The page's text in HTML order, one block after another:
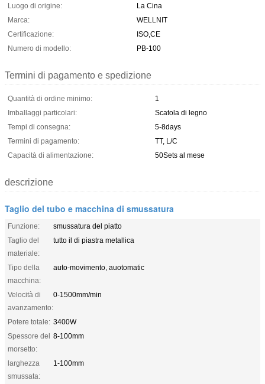
Luogo di origine:
La Cina
Marca:
WELLNIT
Certificazione:
ISO,CE
Numero di modello:
PB-100
Termini di pagamento e spedizione
Quantità di ordine minimo:
1
Imballaggi particolari:
Scatola di legno
Tempi di consegna:
5-8days
Termini di pagamento:
TT, L/C
Capacità di alimentazione:
50Sets al mese
descrizione
Taglio del tubo e macchina di smussatura
Funzione:
smussatura del piatto
Taglio del
materiale:
tutto il di piastra metallica
Tipo della
macchina:
auto-movimento, auotomatic
Velocità di
avanzamento:
0-1500mm/min
Potere totale: 3400W
Spessore del
morsetto:
8-100mm
larghezza
smussata:
1-100mm